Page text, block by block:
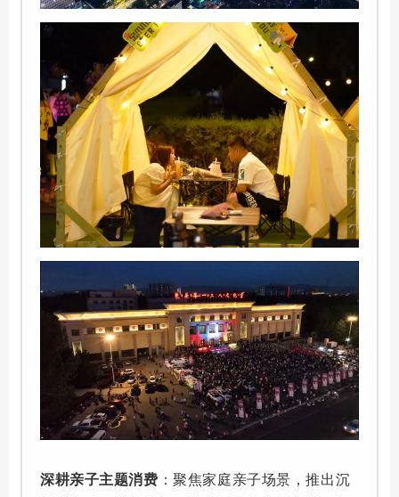
深耕亲子主题消费 ：聚焦家庭亲子场景，推出沉